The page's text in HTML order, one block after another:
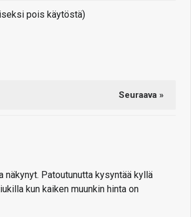
pois käytöstä)
Seuraava »
Patoutunutta kysyntää kyllä
kun kaiken muunkin hinta on